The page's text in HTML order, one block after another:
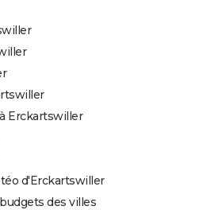
Erckartswiller
d'Erckartswiller
des villes